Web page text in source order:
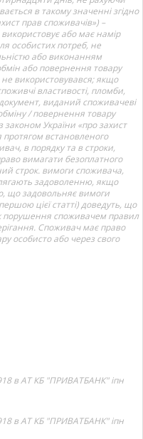
в такому значенні згідно
прав споживачів») –
або має намір
особистих потреб, не
або виконанням
або повернення товару
використовувався; якщо
властивості, пломби,
виданий споживачеві
/ повернення товару
законом України «про захист
протягом встановленого
в порядку та в строки,
вимагати безоплатного
строк. вимоги споживача,
задоволенню, якщо
що задовольняє вимоги
цієї статті) доведуть, що
порушення споживачем правил
Споживач має право
особисто або через свого
в АТ КБ "ПРИВАТБАНК" іпн
в АТ КБ "ПРИВАТБАНК" іпн